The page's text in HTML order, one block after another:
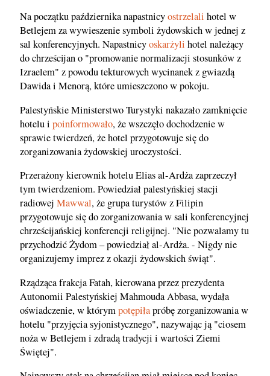
Na początku października napastnicyostrzelali hotel w
Betlejem za wywieszenie symboli żydowskich w jednej z
sal konferencyjnych. Napastnicyoskarżyli hotel należący
do chrześcijan o "promowanie normalizacji stosunków z
Izraelem" z powodu tekturowych wycinanek z gwiazdą
Dawida i Menorą, które umieszczono w pokoju.
Palestyńskie Ministerstwo Turystyki nakazało zamknięcie
hotelu i poinformowało, że wszczęło dochodzenie w
sprawie twierdzeń, że hotel przygotowuje się do
zorganizowania żydowskiej uroczystości.
Przerażony kierownik hotelu Elias al-Ardża zaprzeczył
tym twierdzeniom. Powiedział palestyńskiej stacji
radiowej Mawwal, że grupa turystów z Filipin
przygotowuje się do zorganizowania w sali konferencyjnej
chrześcijańskiej konferencji religijnej. "Nie pozwalamy tu
przychodzić Żydom – powiedział al-Ardża. - Nigdy nie
organizujemy imprez z okazji żydowskich świąt".
Rządząca frakcja Fatah, kierowana przez prezydenta
Autonomii Palestyńskiej Mahmouda Abbasa, wydała
oświadczenie, w którympotępiłapróbę zorganizowania w
hotelu "przyjęcia syjonistycznego", nazywając ją "ciosem
noża w Betlejem i zdradą tradycji i wartości Ziemi
Świętej".